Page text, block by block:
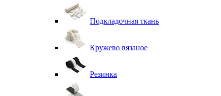
Подкладочная ткань
Кружево вязаное
Резинка